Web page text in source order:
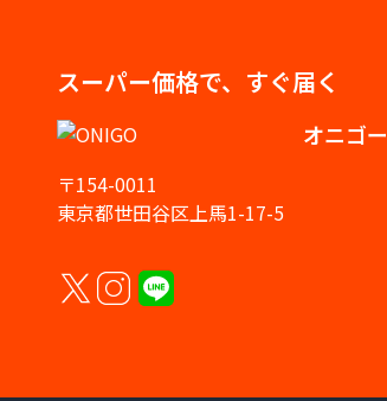
スーパー価格で、すぐ届く
オニゴー
〒154-0011
東京都世田谷区上馬1-17-5